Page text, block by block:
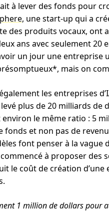
à lever des fonds pour
, une start-up qui a
des produits vocaux, ont
ans avec seulement 20
un jour une entreprise
mais on
les entreprises
plus de 20 milliards de
le même ratio : 5
et non pas de
font penser à la vague
à proposer des
le coût de création
1 million de dollars pour